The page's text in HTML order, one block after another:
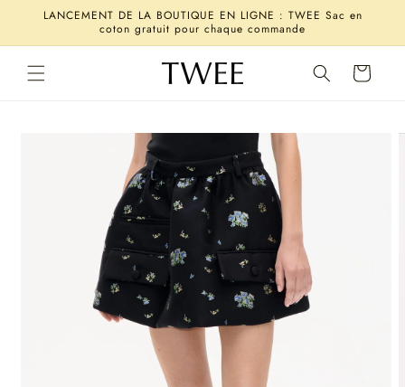
passer
contenu
LANCEMENT DE LA BOUTIQUE EN LIGNE : TWEE Sac en
coton gratuit pour chaque commande
Panier